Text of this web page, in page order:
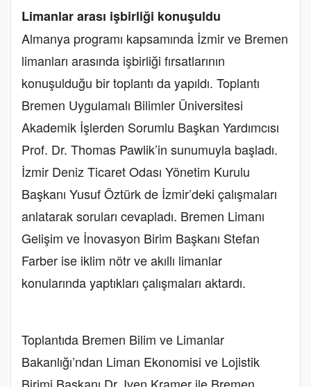
Limanlar arası işbirliği konuşuldu
Almanya programı kapsamında İzmir ve Bremen
limanları arasında işbirliği fırsatlarının
konuşulduğu bir toplantı da yapıldı. Toplantı
Bremen Uygulamalı Bilimler Üniversitesi
Akademik İşlerden Sorumlu Başkan Yardımcısı
Prof. Dr. Thomas Pawlik’in sunumuyla başladı.
İzmir Deniz Ticaret Odası Yönetim Kurulu
Başkanı Yusuf Öztürk de İzmir’deki çalışmaları
anlatarak soruları cevapladı. Bremen Limanı
Gelişim ve İnovasyon Birim Başkanı Stefan
Farber ise iklim nötr ve akıllı limanlar
konularında yaptıkları çalışmaları aktardı.
Toplantıda Bremen Bilim ve Limanlar
Bakanlığı’ndan Liman Ekonomisi ve Lojistik